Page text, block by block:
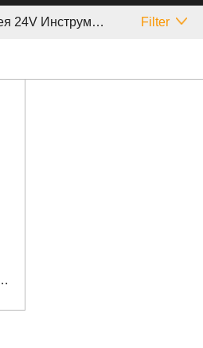
Аккумуляторная батарея 24V Инструмент Filter